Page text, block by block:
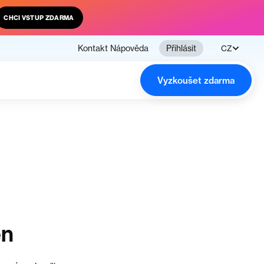
CHCI VSTUP ZDARMA
Kontakt Nápověda Přihlásit CZ
Vyzkoušet zdarma